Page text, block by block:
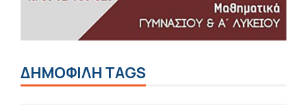
ΔΗΜΟΦΙΛΗ TAGS